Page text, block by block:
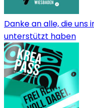
Danke an alle, die
unterstützt haben